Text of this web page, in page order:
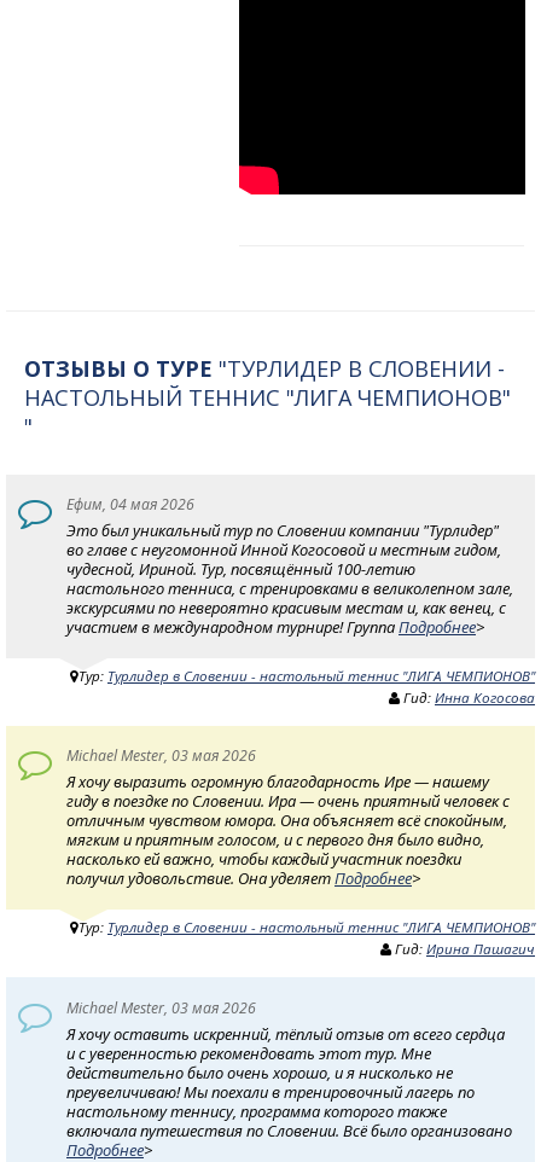
ОТЗЫВЫ О ТУРЕ "ТУРЛИДЕР В СЛОВЕНИИ -
НАСТОЛЬНЫЙ ТЕННИС "ЛИГА ЧЕМПИОНОВ"
"
Ефим, 04 мая 2026
Это был уникальный тур по Словении компании "Турлидер"
во главе с неугомонной Инной Когосовой и местным гидом,
чудесной, Ириной. Тур, посвящённый 100-летию
настольного тенниса, с тренировками в великолепном зале,
экскурсиями по невероятно красивым местам и, как венец, с
участием в международном турнире! ГруппаПодробнее>
Тур: Турлидер в Словении - настольный теннис "ЛИГА ЧЕМПИОНОВ"
Гид: Инна Когосова
Michael Mester, 03 мая 2026
Я хочу выразить огромную благодарность Ире — нашему
гиду в поездке по Словении. Ира — очень приятный человек с
отличным чувством юмора. Она объясняет всё спокойным,
мягким и приятным голосом, и с первого дня было видно,
насколько ей важно, чтобы каждый участник поездки
получил удовольствие. Она уделяетПодробнее>
Тур: Турлидер в Словении - настольный теннис "ЛИГА ЧЕМПИОНОВ"
Гид: Ирина Пашагич
Michael Mester, 03 мая 2026
Я хочу оставить искренний, тёплый отзыв от всего сердца
и с уверенностью рекомендовать этот тур. Мне
действительно было очень хорошо, и я нисколько не
преувеличиваю! Мы поехали в тренировочный лагерь по
настольному теннису, программа которого также
включала путешествия по Словении. Всё было организовано
Подробнее>